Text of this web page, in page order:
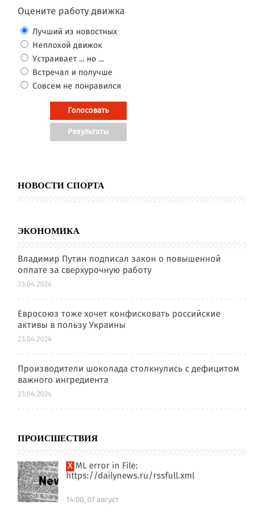
Оцените работу движка
Лучший из новостных
Неплохой движок
Устраивает ... но ...
Встречал и получше
Совсем не понравился
НОВОСТИ СПОРТА
ЭКОНОМИКА
Владимир Путин подписал закон о повышенной
оплате за сверхурочную работу
23.04.2024
Евросоюз тоже хочет конфисковать российские
активы в пользу Украины
23.04.2024
Производители шоколада столкнулись с дефицитом
важного ингредиента
23.04.2024
ПРОИСШЕСТВИЯ
XML error in File:
https://dailynews.ru/rssfull.xml
14:00, 07 август